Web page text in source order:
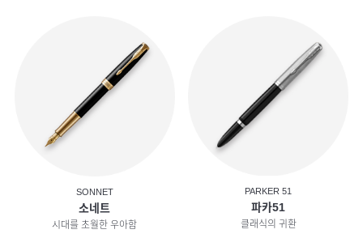
SONNET
소네트
시대를 초월한 우아함
PARKER 51
파카51
클래식의 귀환